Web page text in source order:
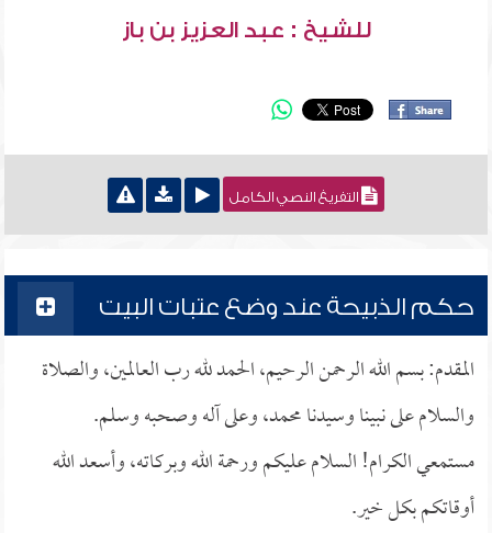
للشيخ : عبد العزيز بن باز
التفريغ النصي الكامل
حكم الذبيحة عند وضع عتبات البيت
المقدم: بسم الله الرحمن الرحيم، الحمد لله رب العالمين، والصلاة
والسلام على نبينا وسيدنا محمد، وعلى آله وصحبه وسلم.
مستمعي الكرام! السلام عليكم ورحمة الله وبركاته، وأسعد الله
أوقاتكم بكل خير.